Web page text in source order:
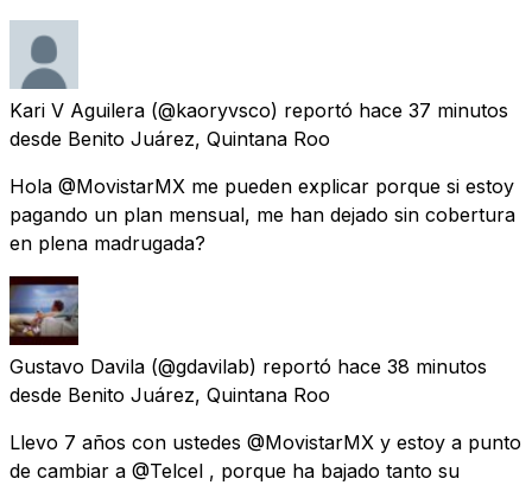
Kari V Aguilera (@kaoryvsco) reportó hace 37 minutos
desde Benito Juárez, Quintana Roo
Hola @MovistarMX me pueden explicar porque si estoy
pagando un plan mensual, me han dejado sin cobertura
en plena madrugada?
Gustavo Davila (@gdavilab) reportó hace 38 minutos
desde Benito Juárez, Quintana Roo
Llevo 7 años con ustedes @MovistarMX y estoy a punto
de cambiar a @Telcel , porque ha bajado tanto su